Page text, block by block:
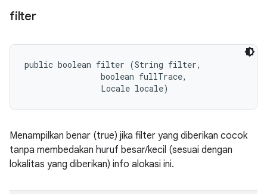
filter
public boolean filter (String filter,
                boolean fullTrace,
                Locale locale)
Menampilkan benar (true) jika filter yang diberikan cocok
tanpa membedakan huruf besar/kecil (sesuai dengan
lokalitas yang diberikan) info alokasi ini.